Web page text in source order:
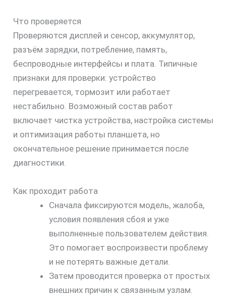
Что проверяется
Проверяются дисплей и сенсор, аккумулятор,
разъём зарядки, потребление, память,
беспроводные интерфейсы и плата. Типичные
признаки для проверки: устройство
перегревается, тормозит или работает
нестабильно. Возможный состав работ
включает чистка устройства, настройка системы
и оптимизация работы планшета, но
окончательное решение принимается после
диагностики.
Как проходит работа
Сначала фиксируются модель, жалоба,
условия появления сбоя и уже
выполненные пользователем действия.
Это помогает воспроизвести проблему
и не потерять важные детали.
Затем проводится проверка от простых
внешних причин к связанным узлам.